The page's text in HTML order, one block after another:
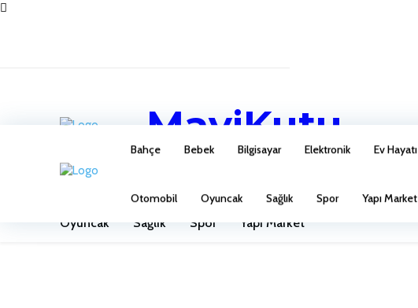
MaviKutu
Oyuncak Sağlık Spor Yapı Market
Bahçe Bebek Bilgisayar Elektronik Ev Hayatı
Otomobil Oyuncak Sağlık Spor Yapı Market